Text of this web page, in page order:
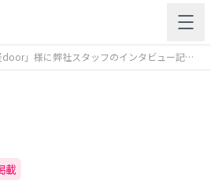
」様に弊社スタッフのインタビュー記事を掲載頂きました
載